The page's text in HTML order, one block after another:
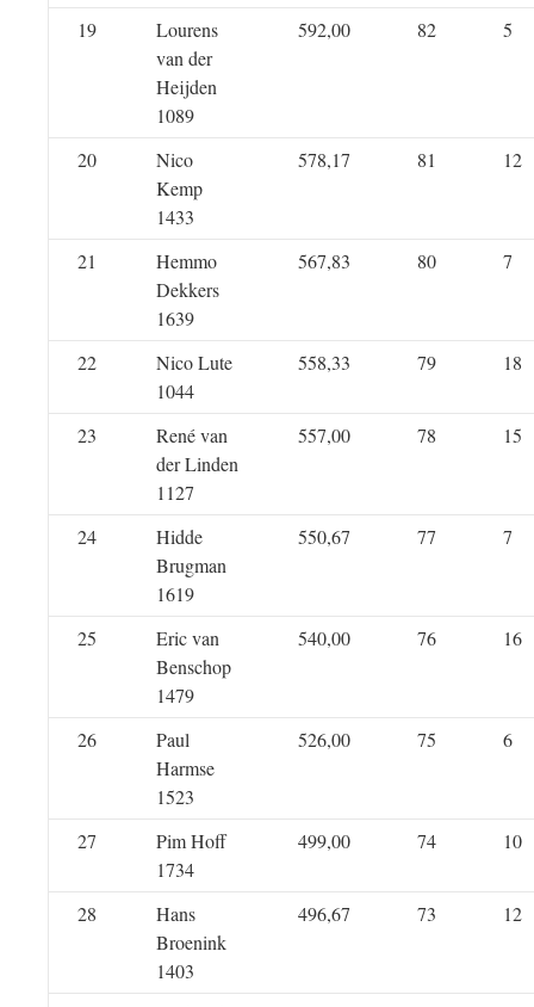
19
Lourens
van der
Heijden
1089
592,00 82 5
20
Nico
Kemp
1433
578,17 81 12
21
Hemmo
Dekkers
1639
567,83 80 7
22
Nico Lute
1044
558,33 79 18
23
René van
der Linden
1127
557,00 78 15
24
Hidde
Brugman
1619
550,67 77 7
25
Eric van
Benschop
1479
540,00 76 16
26
Paul
Harmse
1523
526,00 75 6
27
Pim Hoff
1734
499,00 74 10
28
Hans
Broenink
1403
496,67 73 12